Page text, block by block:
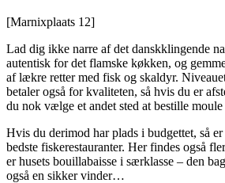
[Marnixplaats 12]
Lad dig ikke narre af det danskklingende
autentisk for det flamske køkken, og
af lækre retter med fisk og skaldyr.
betaler også for kvaliteten, så hvis du er
du nok vælge et andet sted at bestille moule
Hvis du derimod har plads i budgettet, så
bedste fiskerestauranter. Her findes også
er husets bouillabaisse i særklasse – den
også en sikker vinder…